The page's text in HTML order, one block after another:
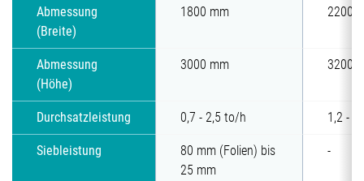
Abmessung
(Breite)
1800 mm 2200
Abmessung
(Höhe)
3000 mm 3200
Durchsatzleistung 0,7 - 2,5 to/h 1,2 -
Siebleistung
80 mm (Folien) bis
25 mm
-